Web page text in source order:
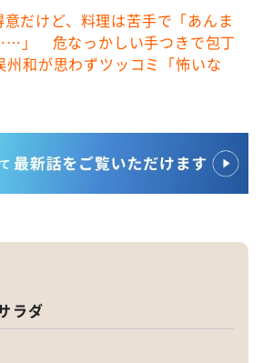
意だけど、料理は苦手で「あんま
」 危なっかしい手つきで包丁
州和が思わずツッコミ「怖いな
ラダ